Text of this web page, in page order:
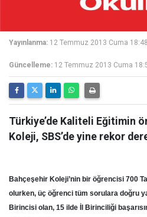
Yayınlanma: 12 Temmuz 2013 Cuma 18:48
Güncelleme: 12 Temmuz 2013 Cuma
Türkiye’de Kaliteli Eğitimin
Koleji, SBS’de yine rekor
Bahçeşehir Koleji’nin bir öğrencisi 700
olurken, üç öğrenci tüm sorulara doğru
Birincisi olan, 15 ilde İl Birinciliği